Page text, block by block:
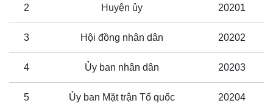
2 Huyện ủy 20201
3 Hội đồng nhân dân 20202
4 Ủy ban nhân dân 20203
5 Ủy ban Mặt trận Tổ quốc 20204